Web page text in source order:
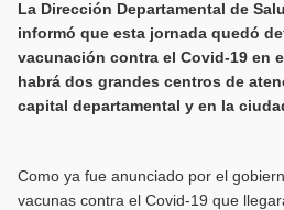
La Dirección Departamental de
informó que esta jornada quedó
vacunación contra el Covid-19 en
habrá dos grandes centros de
capital departamental y en la
Como ya fue anunciado por el
vacunas contra el Covid-19 que